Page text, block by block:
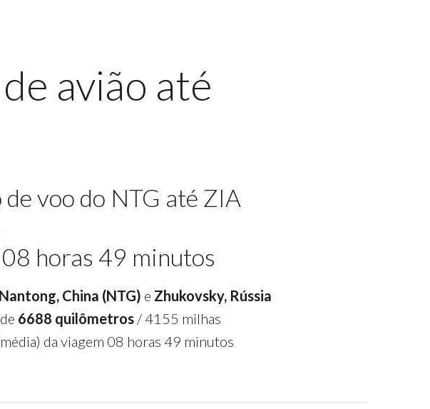
avião até
de voo do NTG até ZIA
08 horas 49 minutos
Nantong, China (NTG) e Zhukovsky, Rússia
6688 quilômetros/ 4155 milhas
da viagem 08 horas 49 minutos